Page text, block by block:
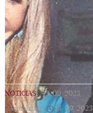
NOTICIAS | 13/09/2023
Actualizada
13/09/2023